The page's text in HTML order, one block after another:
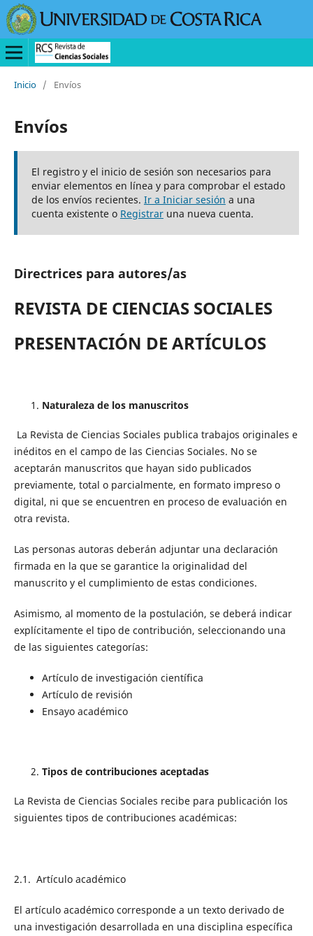
Inicio / Envíos
Envíos
El registro y el inicio de sesión son necesarios para
enviar elementos en línea y para comprobar el estado
de los envíos recientes. Ir a Iniciar sesión a una
cuenta existente o Registraruna nueva cuenta.
Directrices para autores/as
REVISTA DE CIENCIAS SOCIALES
PRESENTACIÓN DE ARTÍCULOS
Naturaleza de los manuscritos
La Revista de Ciencias Sociales publica trabajos originales e
inéditos en el campo de las Ciencias Sociales. No se
aceptarán manuscritos que hayan sido publicados
previamente, total o parcialmente, en formato impreso o
digital, ni que se encuentren en proceso de evaluación en
otra revista.
Las personas autoras deberán adjuntar una declaración
firmada en la que se garantice la originalidad del
manuscrito y el cumplimiento de estas condiciones.
Asimismo, al momento de la postulación, se deberá indicar
explícitamente el tipo de contribución, seleccionando una
de las siguientes categorías:
Artículo de investigación científica
Artículo de revisión
Ensayo académico
Tipos de contribuciones aceptadas
La Revista de Ciencias Sociales recibe para publicación los
siguientes tipos de contribuciones académicas:
2.1. Artículo académico
El artículo académico corresponde a un texto derivado de
una investigación desarrollada en una disciplina específica